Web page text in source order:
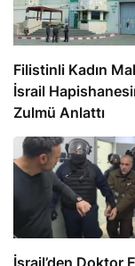
Filistinli Kadın
İsrail
Zulmü Anlattı
İsrail’den Doktor